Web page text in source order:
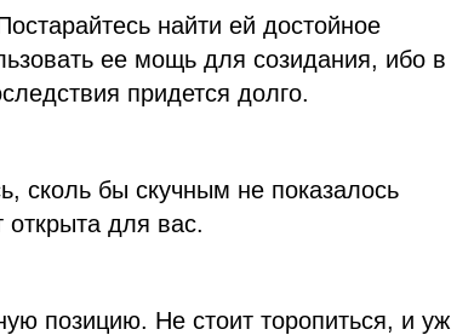
найти ей достойное
ее мощь для созидания, ибо в
придется долго.
сколь бы скучным не показалось
для вас.
позицию. Не стоит торопиться, и уж